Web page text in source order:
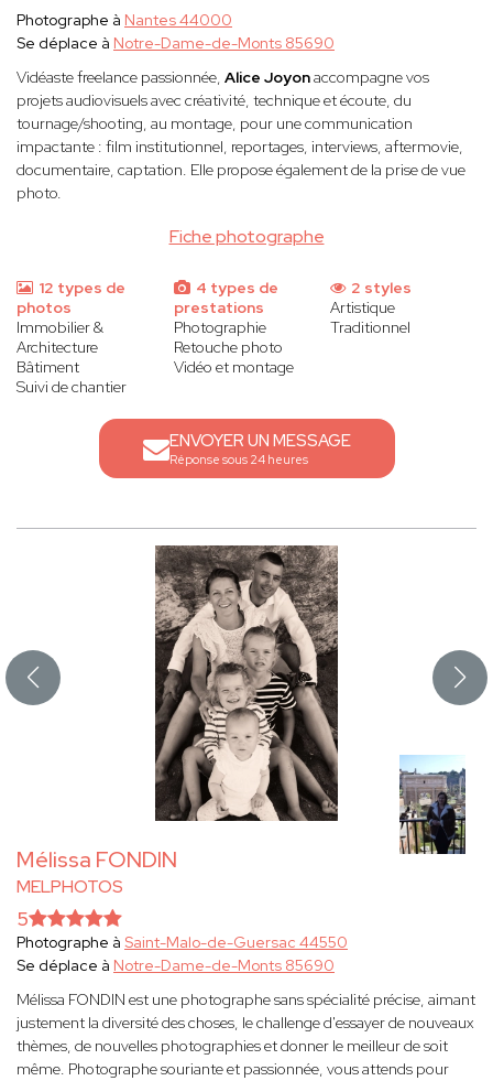
Fiche photographe
Photographe à Nantes 44000
Se déplace à Notre-Dame-de-Monts 85690
Vidéaste freelance passionnée, Alice Joyonaccompagne vos
projets audiovisuels avec créativité, technique et écoute, du
tournage/shooting, au montage, pour une communication
impactante : film institutionnel, reportages, interviews, aftermovie,
documentaire, captation. Elle propose également de la prise de vue
photo.
12 types de
photos
Immobilier &
Architecture
Bâtiment
Suivi de chantier
4 types de
prestations
Photographie
Retouche photo
Vidéo et montage
2 styles
Artistique
Traditionnel
ENVOYER UN MESSAGE
Réponse sous 24 heures
Mélissa FONDIN
MELPHOTOS
5
Photographe à Saint-Malo-de-Guersac 44550
Se déplace à Notre-Dame-de-Monts 85690
Mélissa FONDIN est une photographe sans spécialité précise, aimant
justement la diversité des choses, le challenge d'essayer de nouveaux
thèmes, de nouvelles photographies et donner le meilleur de soit
même. Photographe souriante et passionnée, vous attends pour